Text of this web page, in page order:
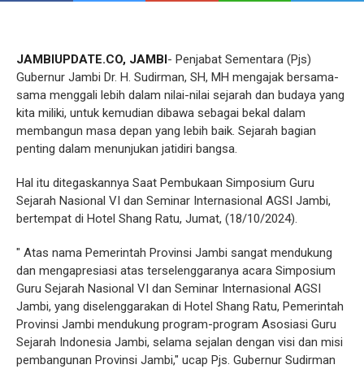
JAMBIUPDATE.CO, JAMBI- Penjabat Sementara (Pjs)
Gubernur Jambi Dr. H. Sudirman, SH, MH mengajak bersama-
sama menggali lebih dalam nilai-nilai sejarah dan budaya yang
kita miliki, untuk kemudian dibawa sebagai bekal dalam
membangun masa depan yang lebih baik. Sejarah bagian
penting dalam menunjukan jatidiri bangsa.
Hal itu ditegaskannya Saat Pembukaan Simposium Guru
Sejarah Nasional VI dan Seminar Internasional AGSI Jambi,
bertempat di Hotel Shang Ratu, Jumat, (18/10/2024).
" Atas nama Pemerintah Provinsi Jambi sangat mendukung
dan mengapresiasi atas terselenggaranya acara Simposium
Guru Sejarah Nasional VI dan Seminar Internasional AGSI
Jambi, yang diselenggarakan di Hotel Shang Ratu, Pemerintah
Provinsi Jambi mendukung program-program Asosiasi Guru
Sejarah Indonesia Jambi, selama sejalan dengan visi dan misi
pembangunan Provinsi Jambi," ucap Pjs. Gubernur Sudirman